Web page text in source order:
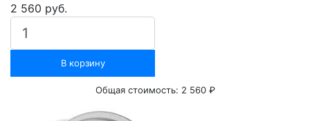
2 560 руб.
В корзину
Общая стоимость: 2 560 ₽